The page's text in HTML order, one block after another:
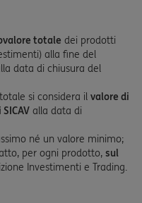
totale dei prodotti
alla fine del
data di chiusura del
si considera il valore di
alla data di
né un valore minimo;
per ogni prodotto, sul
Investimenti e Trading.